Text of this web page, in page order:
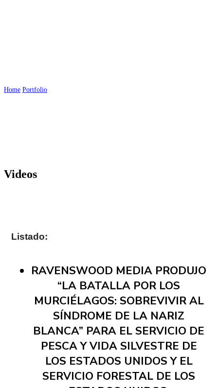
Home Portfolio
Videos
Listado:
RAVENSWOOD MEDIA PRODUJO
“LA BATALLA POR LOS
MURCIÉLAGOS: SOBREVIVIR AL
SÍNDROME DE LA NARIZ
BLANCA” PARA EL SERVICIO DE
PESCA Y VIDA SILVESTRE DE
LOS ESTADOS UNIDOS Y EL
SERVICIO FORESTAL DE LOS